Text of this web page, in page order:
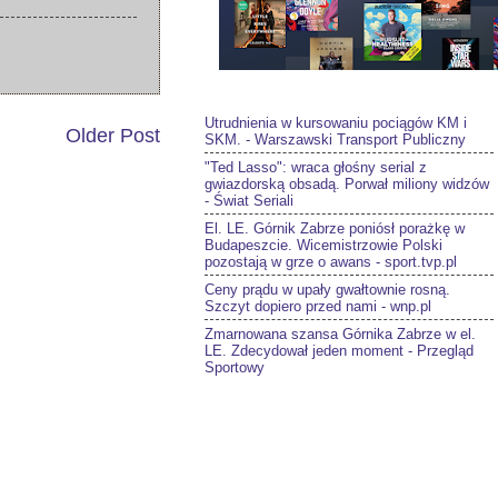
Older Post
Utrudnienia w kursowaniu pociągów KM i
SKM. - Warszawski Transport Publiczny
"Ted Lasso": wraca głośny serial z
gwiazdorską obsadą. Porwał miliony widzów
- Świat Seriali
El. LE. Górnik Zabrze poniósł porażkę w
Budapeszcie. Wicemistrzowie Polski
pozostają w grze o awans - sport.tvp.pl
Ceny prądu w upały gwałtownie rosną.
Szczyt dopiero przed nami - wnp.pl
Zmarnowana szansa Górnika Zabrze w el.
LE. Zdecydował jeden moment - Przegląd
Sportowy